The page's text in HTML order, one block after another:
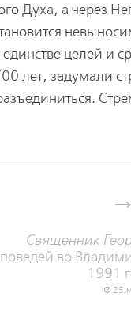
Духа, а через
целей и
лет, задумали
Священник
во
1991
25